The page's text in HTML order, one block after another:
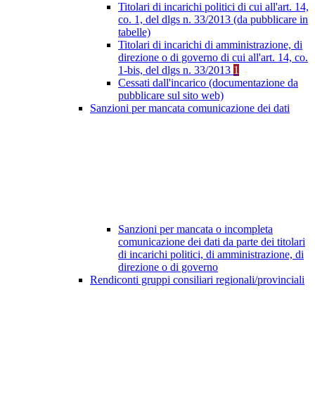
Titolari di incarichi politici di cui all'art. 14,
co. 1, del dlgs n. 33/2013 (da pubblicare in
tabelle)
Titolari di incarichi di amministrazione, di
direzione o di governo di cui all'art. 14, co.
1-bis, del dlgs n. 33/2013 1
Cessati dall'incarico (documentazione da
pubblicare sul sito web)
Sanzioni per mancata comunicazione dei dati
Sanzioni per mancata o incompleta
comunicazione dei dati da parte dei titolari
di incarichi politici, di amministrazione, di
direzione o di governo
Rendiconti gruppi consiliari regionali/provinciali